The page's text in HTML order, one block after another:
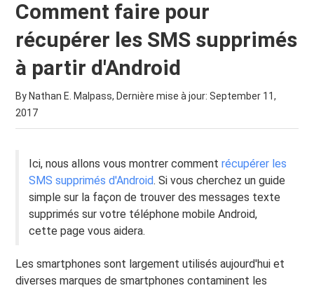
Comment faire pour
récupérer les SMS supprimés
à partir d'Android
By Nathan E. Malpass, Dernière mise à jour:September 11,
2017
Ici, nous allons vous montrer commentrécupérer les
SMS supprimés d'Android. Si vous cherchez un guide
simple sur la façon de trouver des messages texte
supprimés sur votre téléphone mobile Android,
cette page vous aidera.
Les smartphones sont largement utilisés aujourd'hui et
diverses marques de smartphones contaminent les